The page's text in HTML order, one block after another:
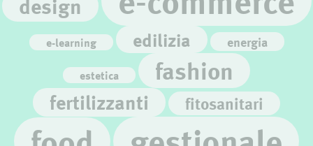
e-learning edilizia energia
estetica fashion
fertilizzanti fitosanitari